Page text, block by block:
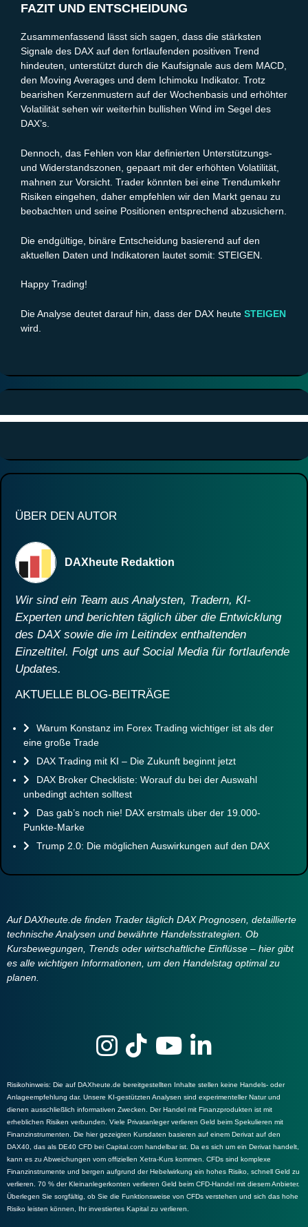
FAZIT UND ENTSCHEIDUNG
Zusammenfassend lässt sich sagen, dass die stärksten
Signale des DAX auf den fortlaufenden positiven Trend
hindeuten, unterstützt durch die Kaufsignale aus dem MACD,
den Moving Averages und dem Ichimoku Indikator. Trotz
bearishen Kerzenmustern auf der Wochenbasis und erhöhter
Volatilität sehen wir weiterhin bullishen Wind im Segel des
DAX’s.
Dennoch, das Fehlen von klar definierten Unterstützungs-
und Widerstandszonen, gepaart mit der erhöhten Volatilität,
mahnen zur Vorsicht. Trader könnten bei eine Trendumkehr
Risiken eingehen, daher empfehlen wir den Markt genau zu
beobachten und seine Positionen entsprechend abzusichern.
Die endgültige, binäre Entscheidung basierend auf den
aktuellen Daten und Indikatoren lautet somit: STEIGEN.
Happy Trading!
Die Analyse deutet darauf hin, dass der DAX heute STEIGEN
wird.
ÜBER DEN AUTOR
DAXheute Redaktion
Wir sind ein Team aus Analysten, Tradern, KI-
Experten und berichten täglich über die Entwicklung
des DAX sowie die im Leitindex enthaltenden
Einzeltitel. Folgt uns auf Social Media für fortlaufende
Updates.
AKTUELLE BLOG-BEITRÄGE
Warum Konstanz im Forex Trading wichtiger ist als der
eine große Trade
DAX Trading mit KI – Die Zukunft beginnt jetzt
DAX Broker Checkliste: Worauf du bei der Auswahl
unbedingt achten solltest
Das gab’s noch nie! DAX erstmals über der 19.000-
Punkte-Marke
Trump 2.0: Die möglichen Auswirkungen auf den DAX
Auf DAXheute.de finden Trader täglich DAX Prognosen, detaillierte
technische Analysen und bewährte Handelsstrategien. Ob
Kursbewegungen, Trends oder wirtschaftliche Einflüsse – hier gibt
es alle wichtigen Informationen, um den Handelstag optimal zu
planen.
Risikohinweis: Die auf DAXheute.de bereitgestellten Inhalte stellen keine Handels- oder
Anlageempfehlung dar. Unsere KI-gestützten Analysen sind experimenteller Natur und
dienen ausschließlich informativen Zwecken. Der Handel mit Finanzprodukten ist mit
erheblichen Risiken verbunden. Viele Privatanleger verlieren Geld beim Spekulieren mit
Finanzinstrumenten. Die hier gezeigten Kursdaten basieren auf einem Derivat auf den
DAX40, das als DE40 CFD bei Capital.com handelbar ist. Da es sich um ein Derivat handelt,
kann es zu Abweichungen vom offiziellen Xetra-Kurs kommen. CFDs sind komplexe
Finanzinstrumente und bergen aufgrund der Hebelwirkung ein hohes Risiko, schnell Geld zu
verlieren. 70 % der Kleinanlegerkonten verlieren Geld beim CFD-Handel mit diesem Anbieter.
Überlegen Sie sorgfältig, ob Sie die Funktionsweise von CFDs verstehen und sich das hohe
Risiko leisten können, Ihr investiertes Kapital zu verlieren.